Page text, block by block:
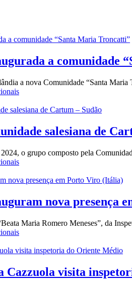
a comunidade
a nova Comunidade “Santa
salesiana de
o grupo composto pela
nova presença
Maria Romero Meneses”, da
Cazzuola visita